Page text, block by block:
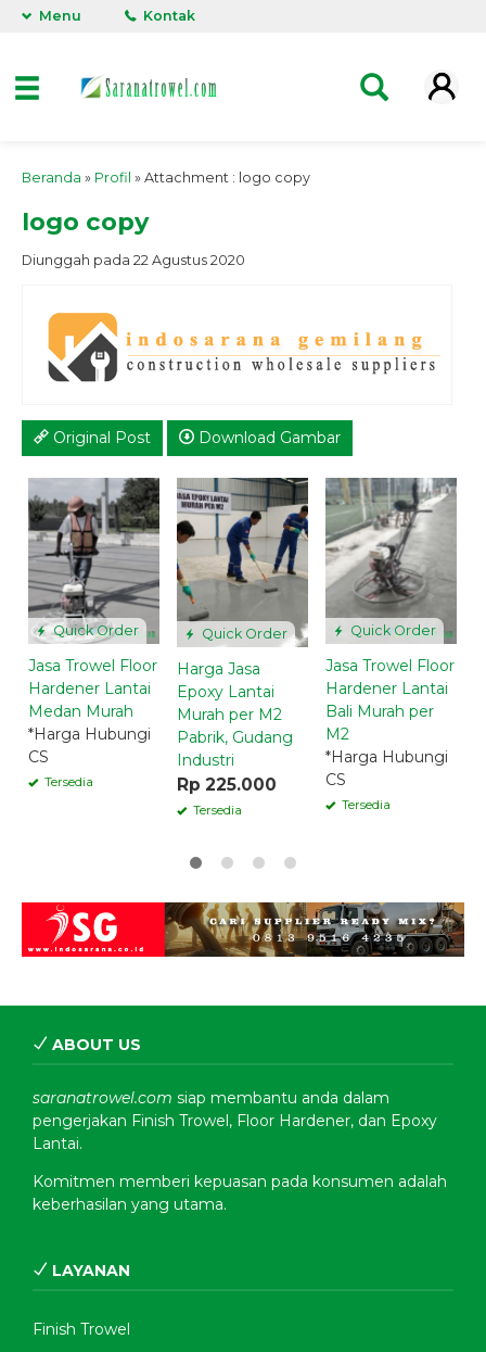
Menu Kontak
Beranda » Profil » Attachment : logo copy
logo copy
Diunggah pada 22 Agustus 2020
Original Post Download Gambar
Quick Order
Jasa Trowel Floor
Hardener Lantai
Medan Murah
*Harga Hubungi
CS
Tersedia
Quick Order
Harga Jasa
Epoxy Lantai
Murah per M2
Pabrik, Gudang
Industri
Rp 225.000
Tersedia
Quick Order
Jasa Trowel Floor
Hardener Lantai
Bali Murah per
M2
*Harga Hubungi
CS
Tersedia
ABOUT US
saranatrowel.com siap membantu anda dalam
pengerjakan Finish Trowel, Floor Hardener, dan Epoxy
Lantai.
Komitmen memberi kepuasan pada konsumen adalah
keberhasilan yang utama.
LAYANAN
Finish Trowel